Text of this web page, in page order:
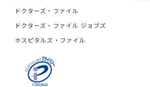
ドクターズ・ファイル
ドクターズ・ファイル ジョブズ
ホスピタルズ・ファイル